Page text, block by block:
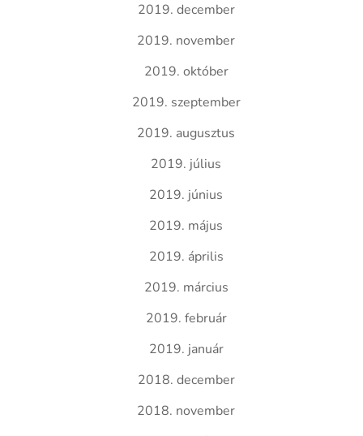
2019. december
2019. november
2019. október
2019. szeptember
2019. augusztus
2019. július
2019. június
2019. május
2019. április
2019. március
2019. február
2019. január
2018. december
2018. november